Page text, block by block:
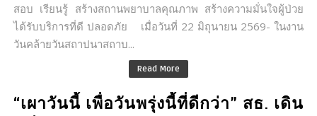
สอบ เรียนรู้ สร้างสถานพยาบาลคุณภาพ สร้างความมั่นใจผู้ป่วย
ได้รับบริการที่ดี ปลอดภัย เมื่อวันที่ 22 มิถุนายน 2569- ในงาน
วันคล้ายวันสถาปนาสถาบ...
Read More
“เผาวันนี้ เพื่อวันพรุ่งนี้ที่ดีกว่า” สธ. เดิน